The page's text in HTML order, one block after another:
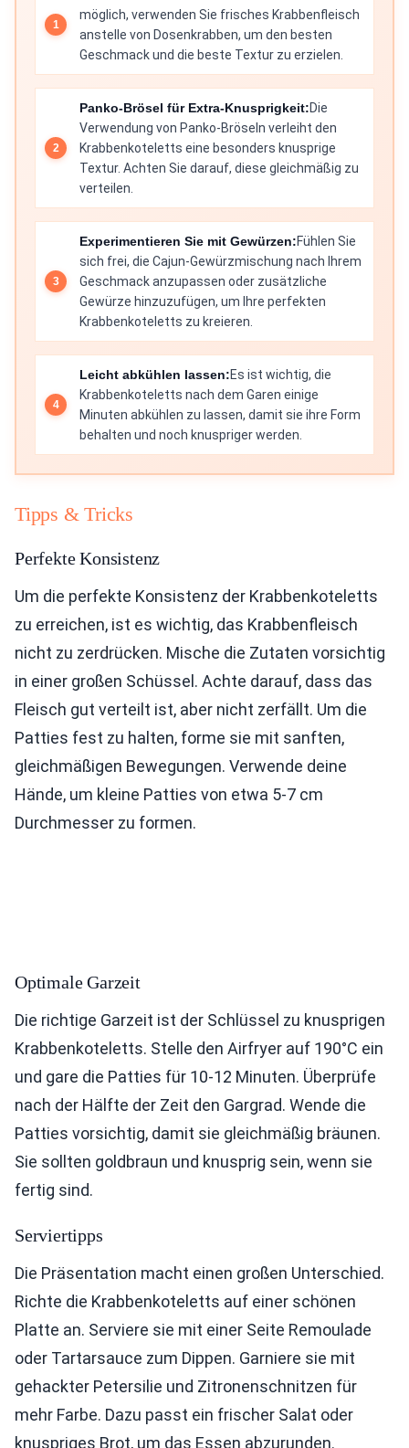
möglich, verwenden Sie frisches Krabbenfleisch
anstelle von Dosenkrabben, um den besten
Geschmack und die beste Textur zu erzielen.
Panko-Brösel für Extra-Knusprigkeit:Die
Verwendung von Panko-Bröseln verleiht den
Krabbenkoteletts eine besonders knusprige
Textur. Achten Sie darauf, diese gleichmäßig zu
verteilen.
Experimentieren Sie mit Gewürzen:Fühlen Sie
sich frei, die Cajun-Gewürzmischung nach Ihrem
Geschmack anzupassen oder zusätzliche
Gewürze hinzuzufügen, um Ihre perfekten
Krabbenkoteletts zu kreieren.
Leicht abkühlen lassen:Es ist wichtig, die
Krabbenkoteletts nach dem Garen einige
Minuten abkühlen zu lassen, damit sie ihre Form
behalten und noch knuspriger werden.
Tipps & Tricks
Perfekte Konsistenz
Um die perfekte Konsistenz der Krabbenkoteletts
zu erreichen, ist es wichtig, das Krabbenfleisch
nicht zu zerdrücken. Mische die Zutaten vorsichtig
in einer großen Schüssel. Achte darauf, dass das
Fleisch gut verteilt ist, aber nicht zerfällt. Um die
Patties fest zu halten, forme sie mit sanften,
gleichmäßigen Bewegungen. Verwende deine
Hände, um kleine Patties von etwa 5-7 cm
Durchmesser zu formen.
Optimale Garzeit
Die richtige Garzeit ist der Schlüssel zu knusprigen
Krabbenkoteletts. Stelle den Airfryer auf 190°C ein
und gare die Patties für 10-12 Minuten. Überprüfe
nach der Hälfte der Zeit den Gargrad. Wende die
Patties vorsichtig, damit sie gleichmäßig bräunen.
Sie sollten goldbraun und knusprig sein, wenn sie
fertig sind.
Serviertipps
Die Präsentation macht einen großen Unterschied.
Richte die Krabbenkoteletts auf einer schönen
Platte an. Serviere sie mit einer Seite Remoulade
oder Tartarsauce zum Dippen. Garniere sie mit
gehackter Petersilie und Zitronenschnitzen für
mehr Farbe. Dazu passt ein frischer Salat oder
knuspriges Brot, um das Essen abzurunden.